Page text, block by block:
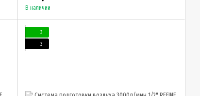
В наличии
3
3